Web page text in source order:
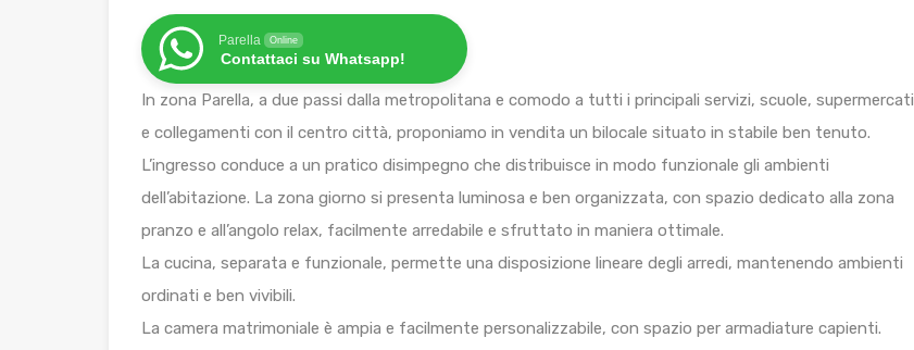
Parella Online
Contattaci su Whatsapp!
In zona Parella, a due passi dalla metropolitana e comodo a tutti i principali servizi, scuole, supermercati
e collegamenti con il centro città, proponiamo in vendita un bilocale situato in stabile ben tenuto.
L’ingresso conduce a un pratico disimpegno che distribuisce in modo funzionale gli ambienti
dell’abitazione. La zona giorno si presenta luminosa e ben organizzata, con spazio dedicato alla zona
pranzo e all’angolo relax, facilmente arredabile e sfruttato in maniera ottimale.
La cucina, separata e funzionale, permette una disposizione lineare degli arredi, mantenendo ambienti
ordinati e ben vivibili.
La camera matrimoniale è ampia e facilmente personalizzabile, con spazio per armadiature capienti.